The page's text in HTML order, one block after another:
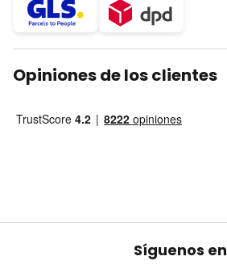
Opiniones de los clientes
Síguenos en